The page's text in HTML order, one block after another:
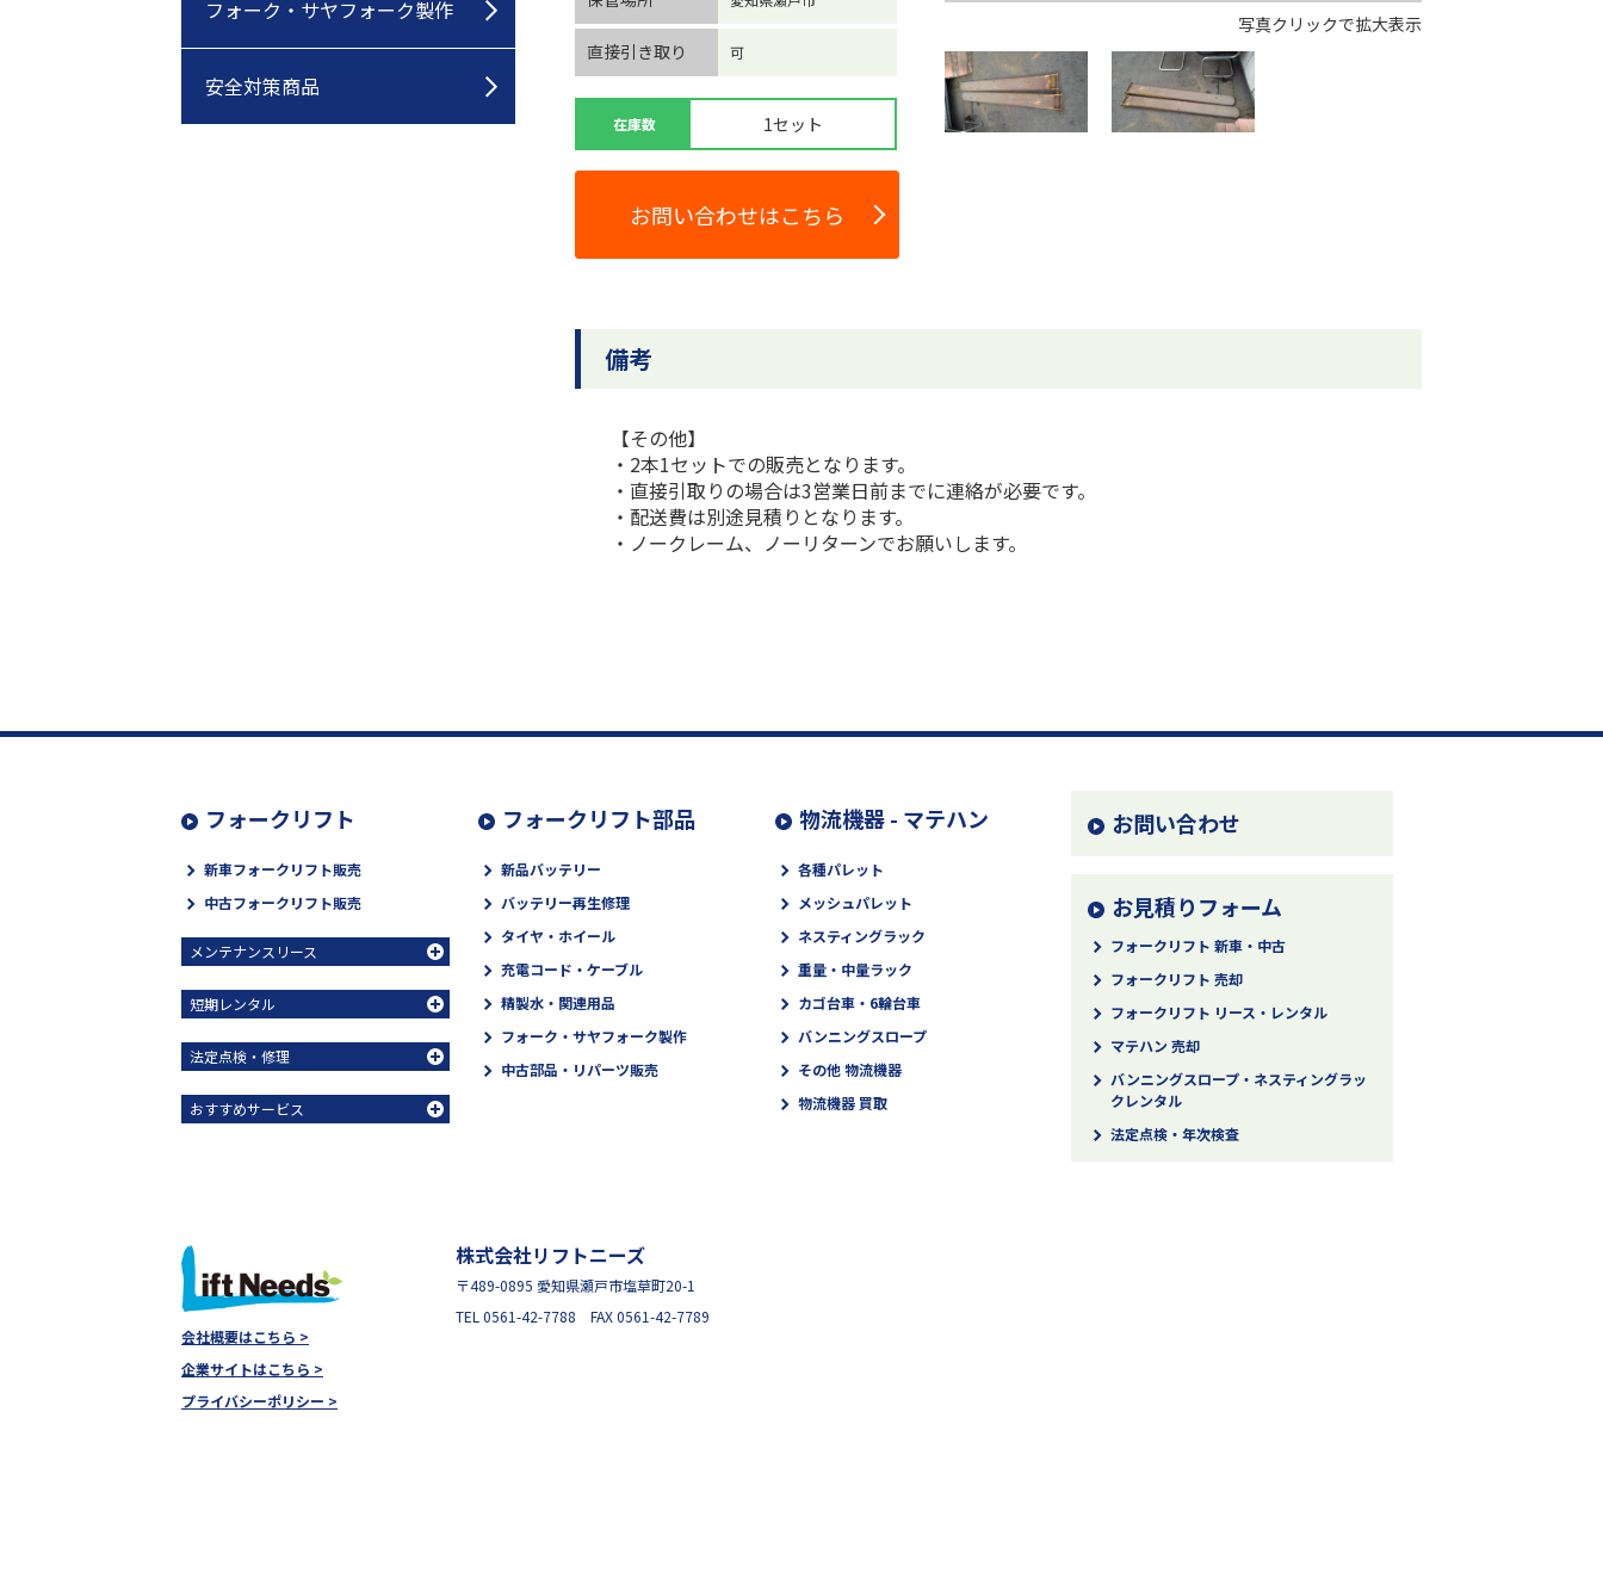
フォーク・サヤフォーク製作
安全対策商品
直接引き取り 可
在庫数 1セット
お問い合わせはこちら
写真クリックで拡大表示
備考
【その他】
・2本1セットでの販売となります。
・直接引取りの場合は3営業日前までに連絡が必要です。
・配送費は別途見積りとなります。
・ノークレーム、ノーリターンでお願いします。
フォークリフト
新車フォークリフト販売
中古フォークリフト販売
メンテナンスリース
短期レンタル
法定点検・修理
おすすめサービス
フォークリフト部品
新品バッテリー
バッテリー再生修理
タイヤ・ホイール
充電コード・ケーブル
精製水・関連用品
フォーク・サヤフォーク製作
中古部品・リパーツ販売
物流機器 - マテハン
各種パレット
メッシュパレット
ネスティングラック
重量・中量ラック
カゴ台車・6輪台車
バンニングスロープ
その他 物流機器
物流機器 買取
お問い合わせ
お見積りフォーム
フォークリフト 新車・中古
フォークリフト 売却
フォークリフト リース・レンタル
マテハン 売却
バンニングスロープ・ネスティングラッ
クレンタル
法定点検・年次検査
会社概要はこちら >
企業サイトはこちら >
プライバシーポリシー >
株式会社リフトニーズ
〒489-0895 愛知県瀬戸市塩草町20-1
TEL 0561-42-7788 FAX 0561-42-7789